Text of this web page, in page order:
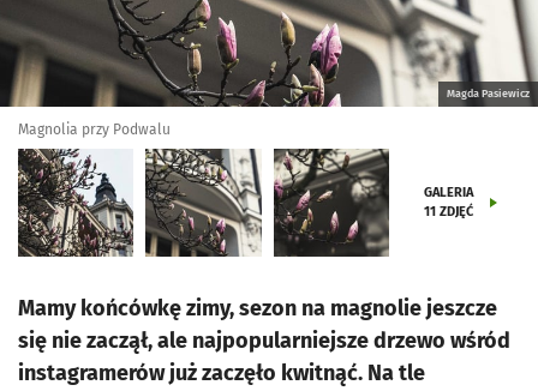
Magda Pasiewicz
Magnolia przy Podwalu
GALERIA
11 ZDJĘĆ
Mamy końcówkę zimy, sezon na magnolie jeszcze
się nie zaczął, ale najpopularniejsze drzewo wśród
instagramerów już zaczęło kwitnąć. Na tle